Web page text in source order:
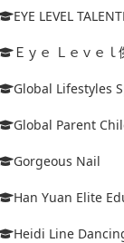
EYE LEVEL
Ｅｙｅ Ｌｅｖｅ
Global Lifestyles
Global Parent
Gorgeous Nail
Han Yuan Elite
Heidi Line